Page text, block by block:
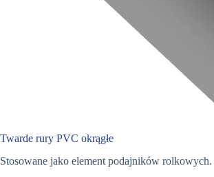
Twarde rury PVC okrągłe
Stosowane jako element podajników rolkowych.